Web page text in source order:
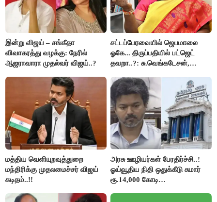
இன்று விஜய் – சங்கீதா
விவாகரத்து வழக்கு: நேரில்
ஆஜராவாரா முதல்வர் விஜய்..?
சட்டப்பேரவையில் ஜெபமாலை
ஓகே... திருப்பதியில் பட்ஜெட்
தவறா..?: சு.வெங்கடேசன்,
கேள்வி..!
மத்திய வெளியுறவுத்துறை
மந்திரிக்கு முதலமைச்சர் விஜய்
கடிதம்..!!
அரசு ஊழியர்கள் பேரதிர்ச்சி..!
ஓய்வூதிய நிதி ஒதுக்கீடு சுமார்
ரூ.14,000 கோடி